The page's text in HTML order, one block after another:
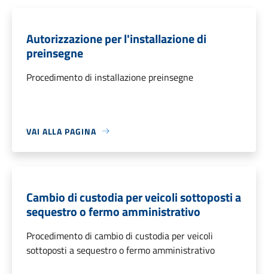
Autorizzazione per l'installazione di
preinsegne
Procedimento di installazione preinsegne
VAI ALLA PAGINA
Cambio di custodia per veicoli sottoposti a
sequestro o fermo amministrativo
Procedimento di cambio di custodia per veicoli
sottoposti a sequestro o fermo amministrativo